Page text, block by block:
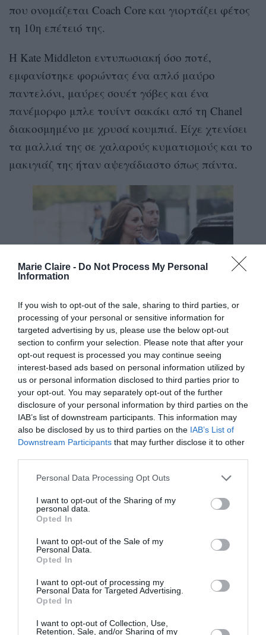
Marie Claire - Do Not Process My Personal
Information
If you wish to opt-out of the sale, sharing to third parties, or
processing of your personal or sensitive information for
targeted advertising by us, please use the below opt-out
section to confirm your selection. Please note that after your
opt-out request is processed you may continue seeing
interest-based ads based on personal information utilized by
us or personal information disclosed to third parties prior to
your opt-out. You may separately opt-out of the further
disclosure of your personal information by third parties on the
IAB’s list of downstream participants. This information may
also be disclosed by us to third parties on the IAB’s List of
Downstream Participants that may further disclose it to other
Personal Data Processing Opt Outs
I want to opt-out of the Sharing of my
personal data.
Opted In
I want to opt-out of the Sale of my
Personal Data.
Opted In
I want to opt-out of processing my
Personal Data for Targeted Advertising.
Opted In
I want to opt-out of Collection, Use,
Retention, Sale, and/or Sharing of my
που ονομάζεται Coach Core και γιορτάζει φέτος
τη 10η επέτειό της.
Η Kate Middleton εντυπωσιακή όσο ποτέ,
εμφανίστηκε φορώντας ένα απλό μαύρο
παντελόνι, μαύρες σουέτ γόβες και ένα
πανέμορφο μπλε τουίντ σακάκι από τη Chanel
διακοσμημένο με χρυσά κουμπιά. Είχε χτενίσει
τα μαλλιά της σε χαλαρούς κυματισμούς και το
μακιγιάζ της ήταν αψεγάδιαστο όπως πάντα.
Photo by Neil Mockford/GC Images
Το Βασιλικό Ίδρυμα ξεκίνησε το πρόγραμμα
Coach Core το 2012, ωγια να συνεισφέρει στα
ιδανικά των Ολυμπιακών και Παραολυμπιακών
ανεξάρτητη φιλανθρωπική οργάνωση έχει
αθλητικές προπονήσεις, οι οποίες θα τους